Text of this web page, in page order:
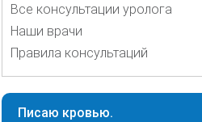
Все консультации уролога
Наши врачи
Правила консультаций
Писаю кровью.